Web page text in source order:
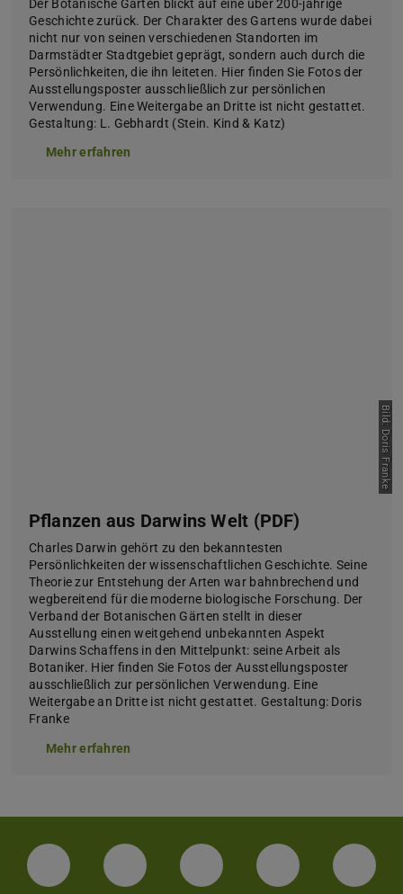
Der Botanische Garten blickt auf eine über 200-jährige
Geschichte zurück. Der Charakter des Gartens wurde dabei
nicht nur von seinen verschiedenen Standorten im
Darmstädter Stadtgebiet geprägt, sondern auch durch die
Persönlichkeiten, die ihn leiteten. Hier finden Sie Fotos der
Ausstellungsposter ausschließlich zur persönlichen
Verwendung. Eine Weitergabe an Dritte ist nicht gestattet.
Gestaltung: L. Gebhardt (Stein. Kind & Katz)
Mehr erfahren
Bild: Doris Franke
Pflanzen aus Darwins Welt (PDF)
Charles Darwin gehört zu den bekanntesten
Persönlichkeiten der wissenschaftlichen Geschichte. Seine
Theorie zur Entstehung der Arten war bahnbrechend und
wegbereitend für die moderne biologische Forschung. Der
Verband der Botanischen Gärten stellt in dieser
Ausstellung einen weitgehend unbekannten Aspekt
Darwins Schaffens in den Mittelpunkt: seine Arbeit als
Botaniker. Hier finden Sie Fotos der Ausstellungsposter
ausschließlich zur persönlichen Verwendung. Eine
Weitergabe an Dritte ist nicht gestattet. Gestaltung: Doris
Franke
Mehr erfahren
LinkedIn-Seite der TU Darmstadt
Instagram-Kanal der TU
Bluesky-Kanal der TU
Facebook-